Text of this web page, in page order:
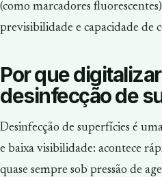
(como marcadores
previsibilidade e capacidade de
Por que
desinfecção de
Desinfecção de superfícies é
e baixa visibilidade: acontece
quase sempre sob pressão de